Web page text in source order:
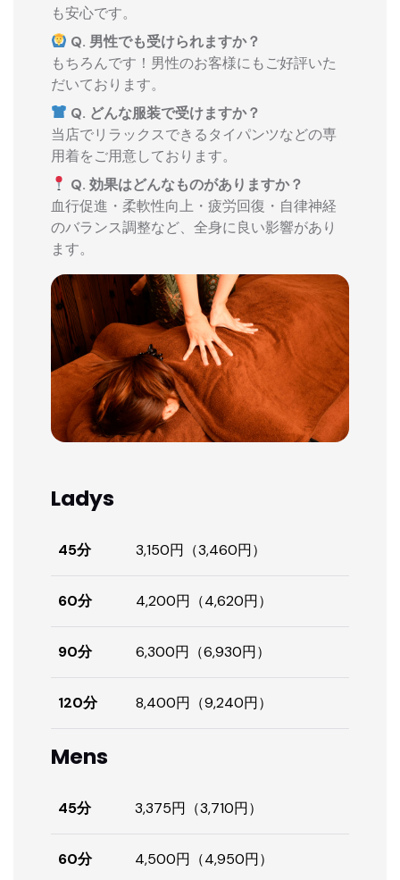
も安心です。
Q. 男性でも受けられますか？
もちろんです！男性のお客様にもご好評いた
だいております。
Q. どんな服装で受けますか？
当店でリラックスできるタイパンツなどの専
用着をご用意しております。
Q. 効果はどんなものがありますか？
血行促進・柔軟性向上・疲労回復・自律神経
のバランス調整など、全身に良い影響があり
ます。
Ladys
45分 3,150円（3,460円）
60分 4,200円（4,620円）
90分 6,300円（6,930円）
120分 8,400円（9,240円）
Mens
45分 3,375円（3,710円）
60分 4,500円（4,950円）